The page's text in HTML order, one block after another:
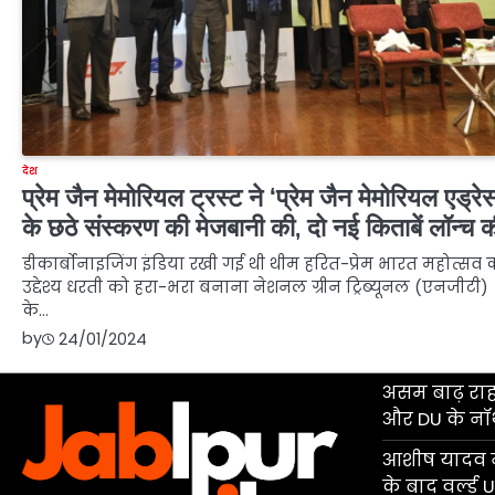
देश
प्रेम जैन मेमोरियल ट्रस्ट ने ‘प्रेम जैन मेमोरियल
के छठे संस्करण की मेजबानी की, दो नई किताबें लॉन्च
डीकार्बोनाइजिंग इंडिया रखी गई थी थीम हरित-प्रेम भारत महोत्सव
उद्देश्य धरती को हरा-भरा बनाना नेशनल ग्रीन ट्रिब्यूनल (एनजीटी)
के…
by
24/01/2024
असम बाढ़
और DU के
आशीष यादव
के बाद